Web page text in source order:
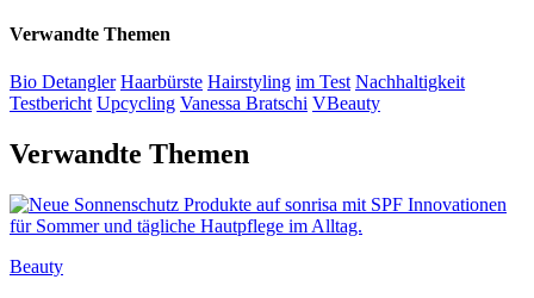
Verwandte Themen
Bio Detangler Haarbürste Hairstyling im Test Nachhaltigkeit
Testbericht Upcycling Vanessa Bratschi VBeauty
Verwandte Themen
Beauty